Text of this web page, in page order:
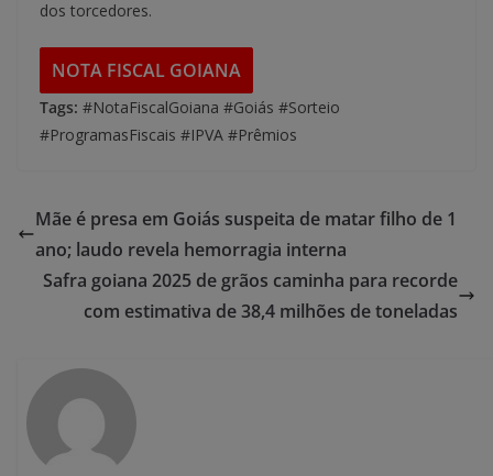
dos torcedores.
NOTA FISCAL GOIANA
Tags: #NotaFiscalGoiana #Goiás #Sorteio
#ProgramasFiscais #IPVA #Prêmios
Mãe é presa em Goiás suspeita de matar filho de 1
ano; laudo revela hemorragia interna
Safra goiana 2025 de grãos caminha para recorde
com estimativa de 38,4 milhões de toneladas